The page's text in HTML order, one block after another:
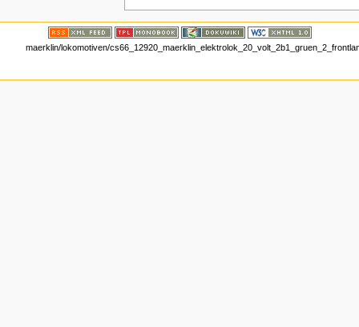
maerklin/lokomotiven/